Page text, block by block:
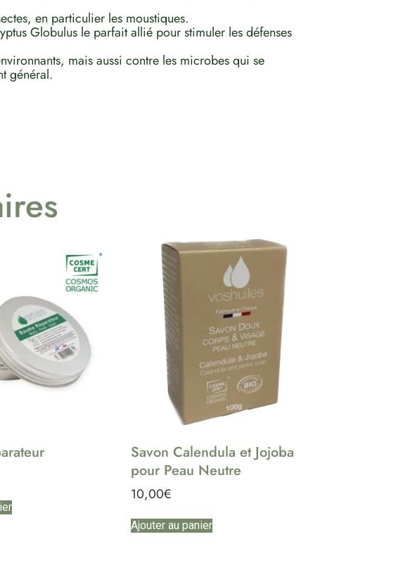
en particulier les moustiques.
Globulus le parfait allié pour stimuler les défenses
mais aussi contre les microbes qui se
général.
Savon Calendula et Jojoba
pour Peau Neutre
10,00€
Ajouter au panier